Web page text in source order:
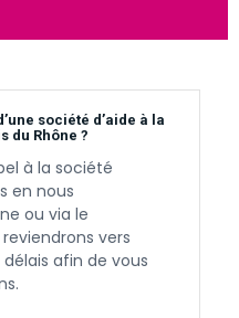
société d’aide à la
du Rhône ?
à la société
en nous
ou via le
vers
afin de vous